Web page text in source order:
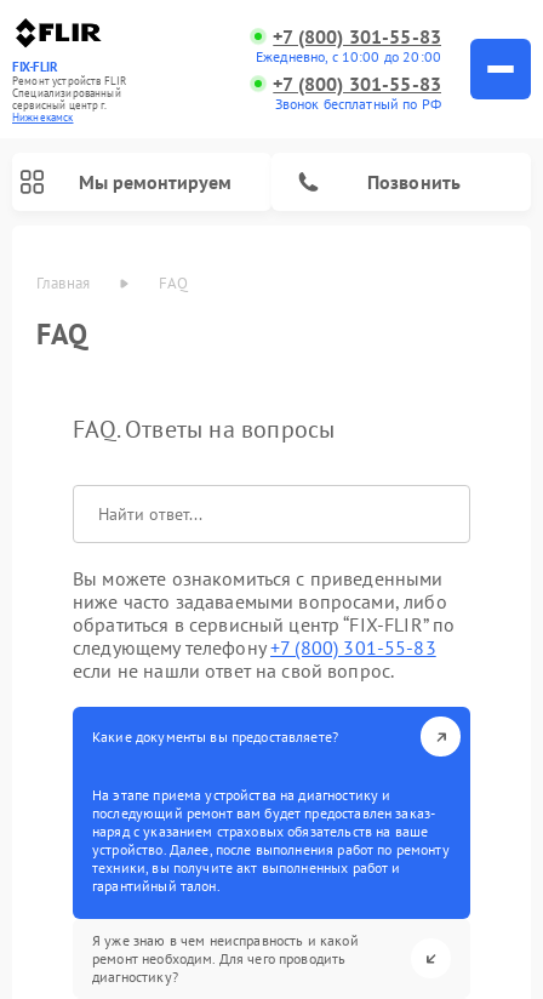
FIX-FLIR
Ремонт устройств FLIR
Специализированный
cервисный центр г.
Нижнекамск
+7 (800) 301-55-83
Ежедневно, с 10:00 до 20:00
+7 (800) 301-55-83
Звонок бесплатный по РФ
Мы ремонтируем Позвонить
Главная FAQ
FAQ
FAQ. Ответы на вопросы
Вы можете ознакомиться с приведенными
ниже часто задаваемыми вопросами, либо
обратиться в сервисный центр “FIX-FLIR” по
следующему телефону+7 (800) 301-55-83
если не нашли ответ на свой вопрос.
Какие документы вы предоставляете?
На этапе приема устройства на диагностику и
последующий ремонт вам будет предоставлен заказ-
наряд с указанием страховых обязательств на ваше
устройство. Далее, после выполнения работ по ремонту
техники, вы получите акт выполненных работ и
гарантийный талон.
Я уже знаю в чем неисправность и какой
ремонт необходим. Для чего проводить
диагностику?